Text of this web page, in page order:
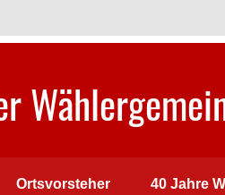
Ortsvorsteher 40 Jahre